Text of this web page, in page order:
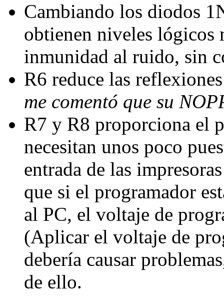
Cambiando los diodos
obtienen niveles lógicos
inmunidad al ruido, sin
R6 reduce las
me comentó que su
R7 y R8 proporciona el
necesitan unos poco
entrada de las
que si el programador
al PC, el voltaje de
(Aplicar el voltaje de
debería causar
de ello.